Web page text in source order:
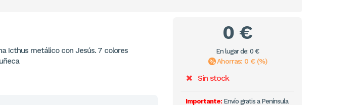
Icthus metálico con Jesús. 7 colores
0 €
En lugar de: 0 €
Ahorras: 0 € (%)
Sin stock
Importante:Envío gratis a Península